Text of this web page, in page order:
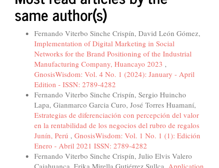
same author(s)
Fernando Viterbo Sinche Crispín, David León Gómez,
Implementation of Digital Marketing in Social
Networks for the Brand Positioning of the Industrial
Manufacturing Company, Huancayo 2023 ,
GnosisWisdom: Vol. 4 No. 1 (2024): January - April
Edition - ISSN: 2789-4282
Fernando Viterbo Sinche Crispín, Sergio Huincho
Lapa, Gianmarco Garcia Curo, José Torres Huamaní,
Estrategias de diferenciación con percepción del valor
en la rentabilidad de los negocios del rubro de regalos
Junín, Perú , GnosisWisdom: Vol. 1 No. 1 (1): Edición
Enero - Abril 2021 ISSN: 2789-4282
Fernando Viterbo Sinche Crispín, Julio Elvis Valero
Cajahuanca, Erika Mirella Gutiérrez Sullca, Application